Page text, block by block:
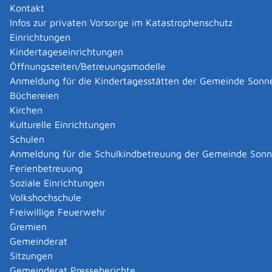
Kontakt
Infos zur privaten Vorsorge im Katastrophenschutz
Einrichtungen
Kindertageseinrichtungen
Öffnungszeiten/Betreuungsmodelle
Anmeldung für die Kindertagesstätten der Gemeinde
Büchereien
Kirchen
Kulturelle Einrichtungen
Schulen
Anmeldung für die Schulkindbetreuung der Gemeinde
Ferienbetreuung
Soziale Einrichtungen
Volkshochschule
Freiwillige Feuerwehr
Gremien
Gemeinderat
Sitzungen
damit steuerfrei.
Höhe:
für das erste Kind 4.260 EUR
für jedes weitere Kind erhöht er sich um 240,00
EUR.
Wenn Sie Steuerklasse II haben, ist der
Entlastungsbetrag bereits in die Lohnsteuer während
des Jahres einberechnet und hat sie gemindert.
Zuständige Stelle
Ihr Finanzamt, in dessen Bezirk Sie wohnen
Finanzamt Reutlingen
Leistungsdetails
Voraussetzungen